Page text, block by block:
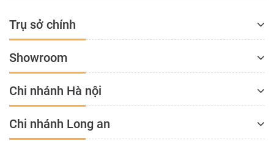
Trụ sở chính
Showroom
Chi nhánh Hà nội
Chi nhánh Long an